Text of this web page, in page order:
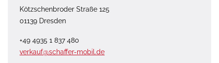
Kötzschenbroder Straße 125
01139 Dresden
+49 4935 1 837 480
verkauf@schaffer-mobil.de